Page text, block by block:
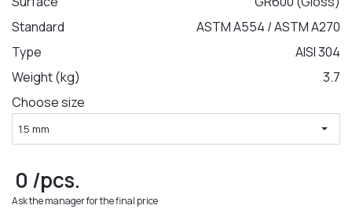
LA COMANDA
Standard
ASTM A554 / ASTM A270
Type
AISI 304
Weight (kg)
3.7
Choose size
1.5 mm arrow_drop_down
0 /pcs.
Ask the manager for the final price